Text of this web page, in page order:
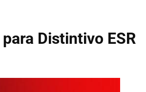
Distintivo ESR